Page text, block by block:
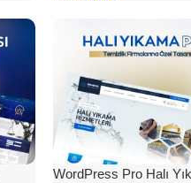
WordPress Pro Halı